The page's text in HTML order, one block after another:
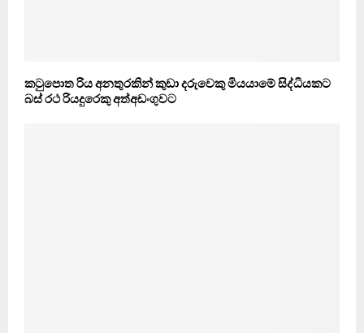
කටුපොත රිය අනතුරකින් කුඩා දරුවෙකු මියයාමේ සිද්ධියකට
බස් රථ රියදුරෙකු අත්අඩංගුවට